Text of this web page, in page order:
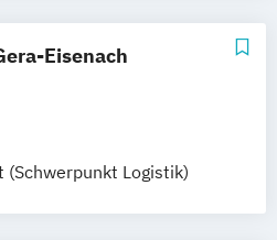
München Nürnberg
Regensburg
Eisenach
Logistik)